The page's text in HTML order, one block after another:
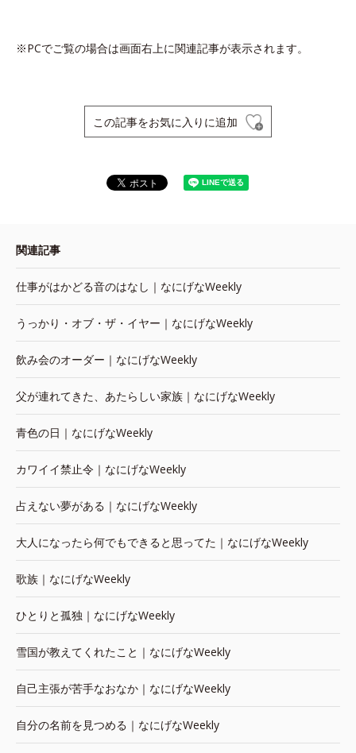
※PCでご覧の場合は画面右上に関連記事が表示されます。
この記事をお気に入りに追加
関連記事
仕事がはかどる音のはなし｜なにげなWeekly
うっかり・オブ・ザ・イヤー｜なにげなWeekly
飲み会のオーダー｜なにげなWeekly
父が連れてきた、あたらしい家族｜なにげなWeekly
青色の日｜なにげなWeekly
カワイイ禁止令｜なにげなWeekly
占えない夢がある｜なにげなWeekly
大人になったら何でもできると思ってた｜なにげなWeekly
歌族｜なにげなWeekly
ひとりと孤独｜なにげなWeekly
雪国が教えてくれたこと｜なにげなWeekly
自己主張が苦手なおなか｜なにげなWeekly
自分の名前を見つめる｜なにげなWeekly